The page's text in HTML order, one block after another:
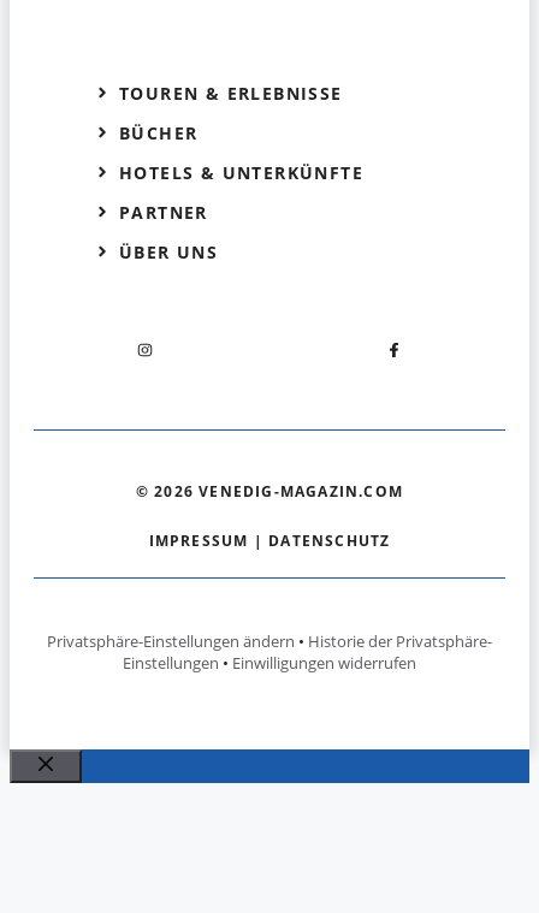
TOUREN & ERLEBNISSE
BÜCHER
HOTELS & UNTERKÜNFTE
PARTNER
ÜBER UNS
© 2026 VENEDIG-MAGAZIN.COM
IMPRESSUM | DATENSCHUTZ
Privatsphäre-Einstellungen ändern • Historie der Privatsphäre-
Einstellungen • Einwilligungen widerrufen
Schließen